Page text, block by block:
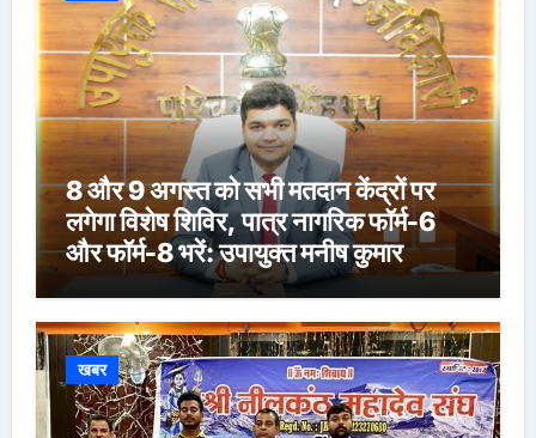
8 और 9 अगस्त को सभी मतदान केंद्रों पर
लगेगा विशेष शिविर, पात्र नागरिक फॉर्म-6
और फॉर्म-8 भरें: उपायुक्त मनीष कुमार
खबर